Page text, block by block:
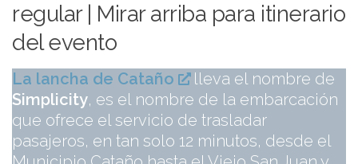
regular | Mirar arriba para itinerario
del evento
La lancha de Cataño
lleva el nombre de
Simplicity, es el nombre de la embarcación
que ofrece el servicio de trasladar
pasajeros, en tan solo 12 minutos, desde el